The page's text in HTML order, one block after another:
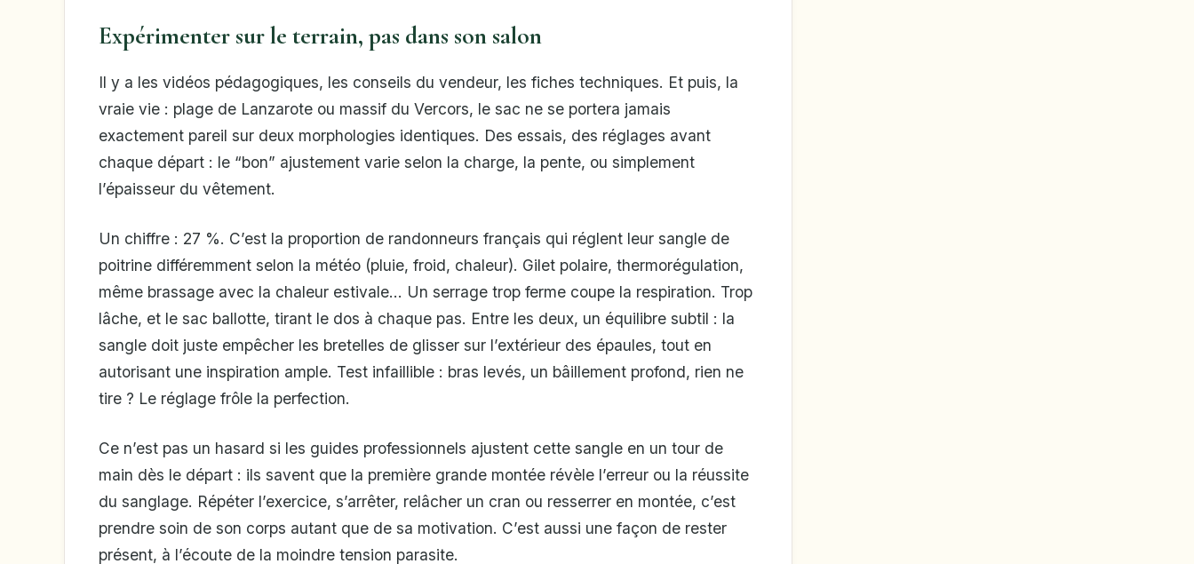
Expérimenter sur le terrain, pas dans son salon
Il y a les vidéos pédagogiques, les conseils du vendeur, les fiches techniques. Et puis, la
vraie vie : plage de Lanzarote ou massif du Vercors, le sac ne se portera jamais
exactement pareil sur deux morphologies identiques. Des essais, des réglages avant
chaque départ : le “bon” ajustement varie selon la charge, la pente, ou simplement
l’épaisseur du vêtement.
Un chiffre : 27 %. C’est la proportion de randonneurs français qui réglent leur sangle de
poitrine différemment selon la météo (pluie, froid, chaleur). Gilet polaire, thermorégulation,
même brassage avec la chaleur estivale… Un serrage trop ferme coupe la respiration. Trop
lâche, et le sac ballotte, tirant le dos à chaque pas. Entre les deux, un équilibre subtil : la
sangle doit juste empêcher les bretelles de glisser sur l’extérieur des épaules, tout en
autorisant une inspiration ample. Test infaillible : bras levés, un bâillement profond, rien ne
tire ? Le réglage frôle la perfection.
Ce n’est pas un hasard si les guides professionnels ajustent cette sangle en un tour de
main dès le départ : ils savent que la première grande montée révèle l’erreur ou la réussite
du sanglage. Répéter l’exercice, s’arrêter, relâcher un cran ou resserrer en montée, c’est
prendre soin de son corps autant que de sa motivation. C’est aussi une façon de rester
présent, à l’écoute de la moindre tension parasite.